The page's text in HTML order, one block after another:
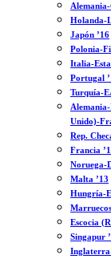
Holanda-
Japón ’16
Polonia-
Italia-
Portugal
Turquía-
Unido)-
Rep.
Francia
Noruega-
Malta ’13
Hungría-
Escocia
Singapur
Inglaterra